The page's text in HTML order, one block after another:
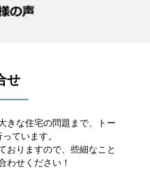
せ
きな住宅の問題まで、トー
ています。
おりますので、些細なこと
わせください！